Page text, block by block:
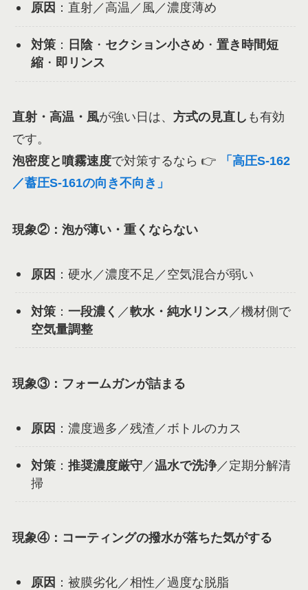
原因 ：直射／高温／風／濃度薄め
対策： 日陰・ セクション小さめ・ 置き時間短
縮・ 即リンス
直射・高温・風が強い日は、 方式の見直し も有効
です。
泡密度と噴霧速度で対策するなら 👉
「高圧S-162
／蓄圧S-161の向き不向き」
現象②：泡が薄い・重くならない
原因 ：硬水／濃度不足／空気混合が弱い
対策： 一段濃く ／軟水・純水リンス ／機材側で
空気量調整
現象③：フォームガンが詰まる
原因 ：濃度過多／残渣／ボトルのカス
対策： 推奨濃度厳守／温水で洗浄／定期分解清
掃
現象④：コーティングの撥水が落ちた気がする
原因 ：被膜劣化／相性／過度な脱脂